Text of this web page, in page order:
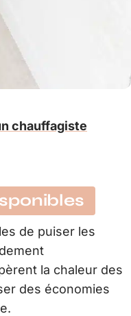
chauffagiste
de puiser les
la chaleur des
des économies